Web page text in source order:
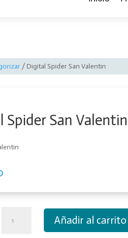
/ Digital Spider San Valentin
Spider San Valentin
Spider
Añadir al carrito